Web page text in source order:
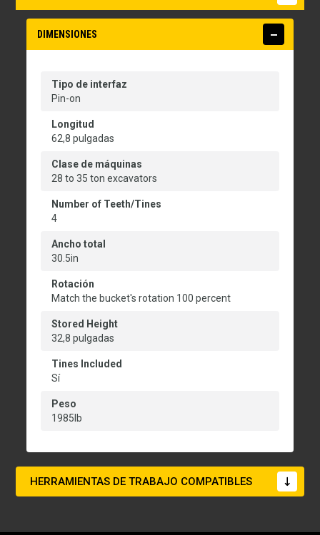
DIMENSIONES
Tipo de interfaz
Pin-on
Longitud
62,8 pulgadas
Clase de máquinas
28 to 35 ton excavators
Number of Teeth/Tines
4
Ancho total
30.5in
Rotación
Match the bucket's rotation 100 percent
Stored Height
32,8 pulgadas
Tines Included
Sí
Peso
1985lb
HERRAMIENTAS DE TRABAJO COMPATIBLES